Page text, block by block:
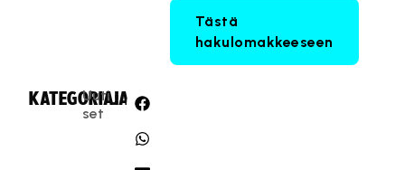
Tästä
hakulomakkeeseen
KATEGORIA:
Uuti
set
JAA: